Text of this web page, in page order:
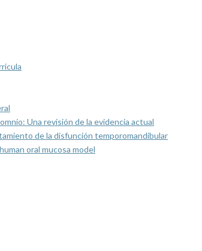
Una revisión de la evidencia actual
de la disfunción temporomandibular
oral mucosa model